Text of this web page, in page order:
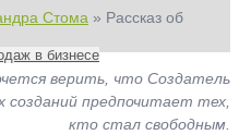
в бизнесе
Стома » Рассказ об
верить, что Создатель
созданий предпочитает тех,
кто стал свободным.